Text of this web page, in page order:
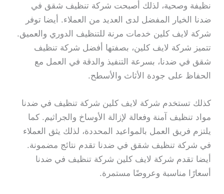
نظيفة وصحية، لذلك أصبحت شركة تنظيف شقق في
ضدنا الخيار المفضل لدى العديد من العملاء. أيضا توفر
شركة لايف كلين خدمات مرنة للتنظيف الدوري والعميق.
تتميز شركة لايف كلين، بصفتها أفضل شركة تنظيف
شقق في ضدنا، بسرعة التنفيذ والدقة في العمل مع
الحفاظ على جودة الأثاث والأسطح.
كذلك تستخدم شركة لايف كلين شركة تنظيف في ضدنا
مواد تنظيف آمنة وفعالة لإزالة الأوساخ والجراثيم. كما
يلتزم فريق العمل بالمواعيد المحددة، لذلك يثق العملاء
في شركة تنظيف شقق في ضدنا تقدم نتائج مضمونة.
أيضا تقدم شركة لايف كلين شركة تنظيف في ضدنا
أسعارًا مناسبة وعروضًا مستمرة.